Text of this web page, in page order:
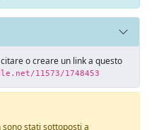
o creare un link a questo
11573/1748453
stati sottoposti a